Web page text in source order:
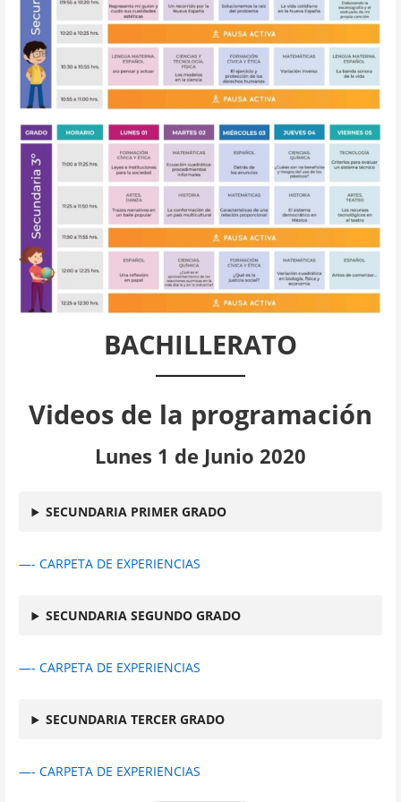
BACHILLERATO
Videos de la programación
Lunes 1 de Junio 2020
SECUNDARIA PRIMER GRADO
—- CARPETA DE EXPERIENCIAS
SECUNDARIA SEGUNDO GRADO
—- CARPETA DE EXPERIENCIAS
SECUNDARIA TERCER GRADO
—- CARPETA DE EXPERIENCIAS